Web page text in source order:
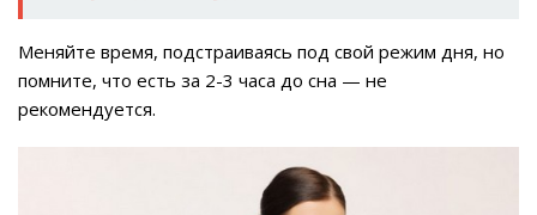
Меняйте время, подстраиваясь под свой режим дня, но
помните, что есть за 2-3 часа до сна — не
рекомендуется.